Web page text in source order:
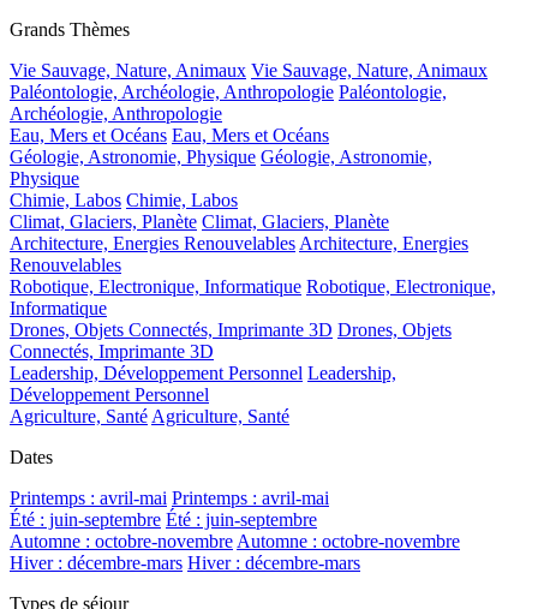
Grands Thèmes
Vie Sauvage, Nature, Animaux Vie Sauvage, Nature, Animaux
Paléontologie, Archéologie, Anthropologie Paléontologie,
Archéologie, Anthropologie
Eau, Mers et Océans Eau, Mers et Océans
Géologie, Astronomie, Physique Géologie, Astronomie,
Physique
Chimie, Labos Chimie, Labos
Climat, Glaciers, Planète Climat, Glaciers, Planète
Architecture, Energies Renouvelables Architecture, Energies
Renouvelables
Robotique, Electronique, Informatique Robotique, Electronique,
Informatique
Drones, Objets Connectés, Imprimante 3D Drones, Objets
Connectés, Imprimante 3D
Leadership, Développement Personnel Leadership,
Développement Personnel
Agriculture, Santé Agriculture, Santé
Dates
Printemps : avril-mai Printemps : avril-mai
Été : juin-septembre Été : juin-septembre
Automne : octobre-novembre Automne : octobre-novembre
Hiver : décembre-mars Hiver : décembre-mars
Types de séjour